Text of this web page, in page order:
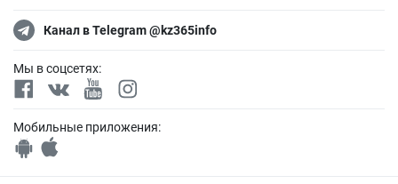
Канал в Telegram @kz365info
Мы в соцсетях:
Мобильные приложения: